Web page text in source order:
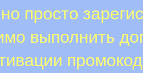
просто
выполнить